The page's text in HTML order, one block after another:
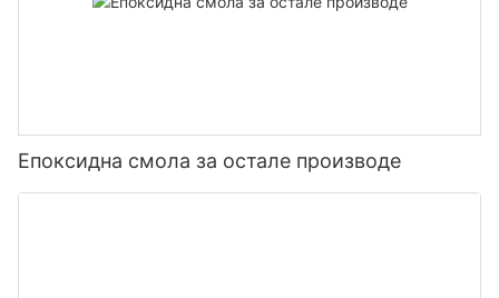
Епоксидна смола за остале производе